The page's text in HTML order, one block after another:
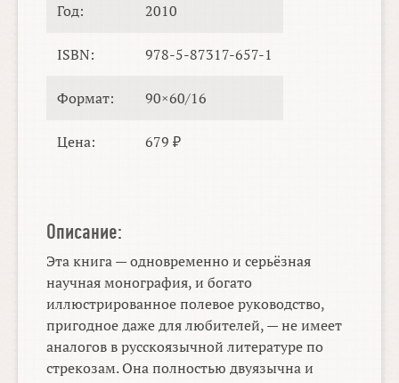
Год: 2010
ISBN: 978-5-87317-657-1
Формат: 90×60/16
Цена: 679 ₽
Описание:
Эта книга — одновременно и серьёзная
научная монография, и богато
иллюстрированное полевое руководство,
пригодное даже для любителей, — не имеет
аналогов в русскоязычной литературе по
стрекозам. Она полностью двуязычна и